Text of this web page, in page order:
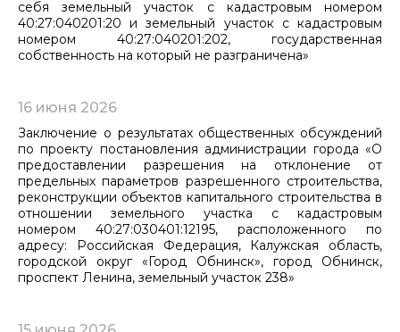
себя земельный участок с кадастровым номером
40:27:040201:20 и земельный участок с кадастровым
номером 40:27:040201:202, государственная
собственность на который не разграничена»
16 июня 2026
Заключение о результатах общественных обсуждений
по проекту постановления администрации города «О
предоставлении разрешения на отклонение от
предельных параметров разрешенного строительства,
реконструкции объектов капитального строительства в
отношении земельного участка с кадастровым
номером 40:27:030401:12195, расположенного по
адресу: Российская Федерация, Калужская область,
городской округ «Город Обнинск», город Обнинск,
проспект Ленина, земельный участок 238»